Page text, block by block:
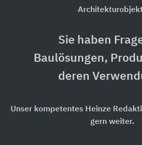
Sie haben
Baulösungen,
deren
Unser kompetentes Heinze
gern weiter.